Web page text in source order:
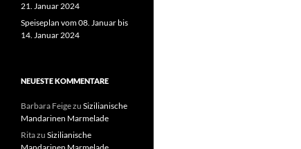
21. Januar 2024
Speiseplan vom 08. Januar bis
14. Januar 2024
NEUESTE KOMMENTARE
Barbara Feigezu Sizilianische
Mandarinen Marmelade
Ritazu Sizilianische